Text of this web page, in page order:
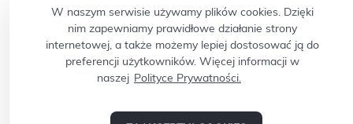
W naszym serwisie używamy plików cookies. Dzięki
nim zapewniamy prawidłowe działanie strony
internetowej, a także możemy lepiej dostosować ją do
preferencji użytkowników. Więcej informacji w
naszej Polityce Prywatności.